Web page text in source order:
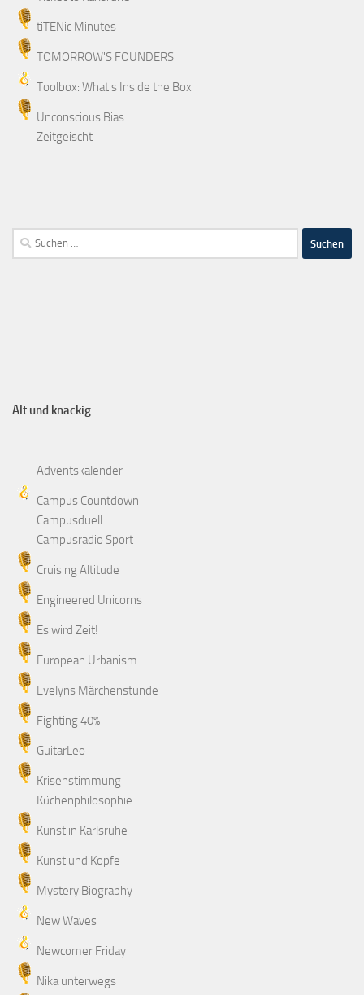
tiTENic Minutes
TOMORROW'S FOUNDERS
Toolbox: What's Inside the Box
Unconscious Bias
Zeitgeischt
Alt und knackig
Adventskalender
Campus Countdown
Campusduell
Campusradio Sport
Cruising Altitude
Engineered Unicorns
Es wird Zeit!
European Urbanism
Evelyns Märchenstunde
Fighting 40%
GuitarLeo
Krisenstimmung
Küchenphilosophie
Kunst in Karlsruhe
Kunst und Köpfe
Mystery Biography
New Waves
Newcomer Friday
Nika unterwegs